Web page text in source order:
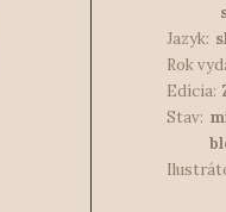
Jazyk:
Rok
Edícia:
Stav: